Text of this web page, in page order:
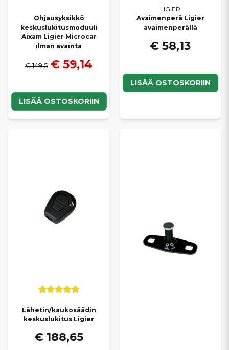
Ohjausyksikkö
keskuslukitusmoduuli
Aixam Ligier Microcar
ilman avainta
€ 149,5 € 59,14
LISÄÄ OSTOSKORIIN
LIGIER
Avaimenperä Ligier
avaimenperällä
€ 58,13
LISÄÄ OSTOSKORIIN
Lähetin/kaukosäädin
keskuslukitus Ligier
€ 188,65